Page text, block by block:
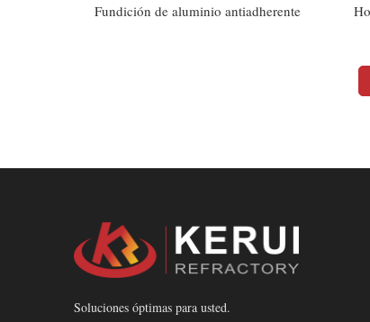
Fundición de aluminio antiadherente
Soluciones óptimas para usted.